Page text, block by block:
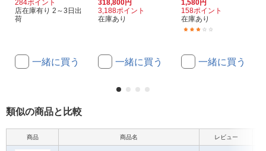
284ポイント
店在庫有り 2～3日出
荷
一緒に買う
318,800円
3,188ポイント
在庫あり
一緒に買う
1,580円
158ポイント
在庫あり
一緒に買う
類似の商品と比較
商品 商品名 レビュー